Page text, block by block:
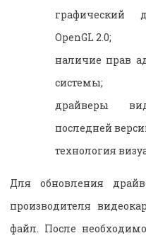
графический
OpenGL 2.0;
наличие прав
системы;
драйверы
последней
технология
Для обновления
производителя
файл. После